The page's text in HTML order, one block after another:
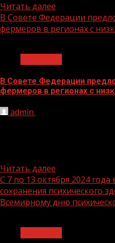
Читать далее
В Совете Федерации
фермеров в регионах с
В Совете Федерации
фермеров в регионах с
admin
Читать далее
С 7 по 13 октября 2024
сохранения психического
Всемирному дню